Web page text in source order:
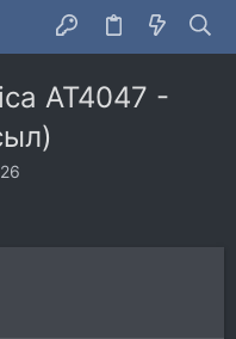
AT4047 -